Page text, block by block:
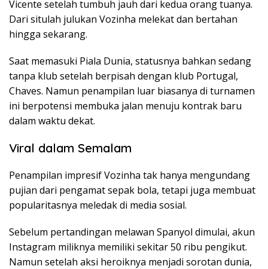
Vicente setelah tumbuh jauh dari kedua orang tuanya.
Dari situlah julukan Vozinha melekat dan bertahan
hingga sekarang.
Saat memasuki Piala Dunia, statusnya bahkan sedang
tanpa klub setelah berpisah dengan klub Portugal,
Chaves. Namun penampilan luar biasanya di turnamen
ini berpotensi membuka jalan menuju kontrak baru
dalam waktu dekat.
Viral dalam Semalam
Penampilan impresif Vozinha tak hanya mengundang
pujian dari pengamat sepak bola, tetapi juga membuat
popularitasnya meledak di media sosial.
Sebelum pertandingan melawan Spanyol dimulai, akun
Instagram miliknya memiliki sekitar 50 ribu pengikut.
Namun setelah aksi heroiknya menjadi sorotan dunia,